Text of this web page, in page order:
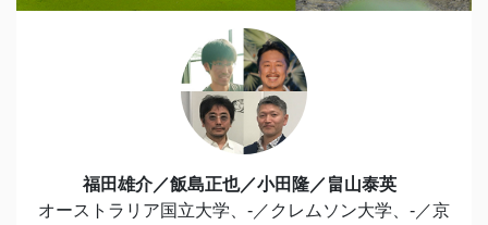
福田雄介／飯島正也／小田隆／畠山泰英
オーストラリア国立大学、-／クレムソン大学、-／京